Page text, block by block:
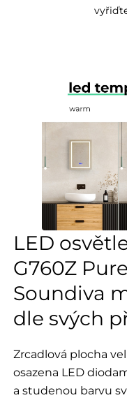
LED
G760Z
Soundiva
dle svých
Zrcadlová plocha
osazena LED
a studenou barvu